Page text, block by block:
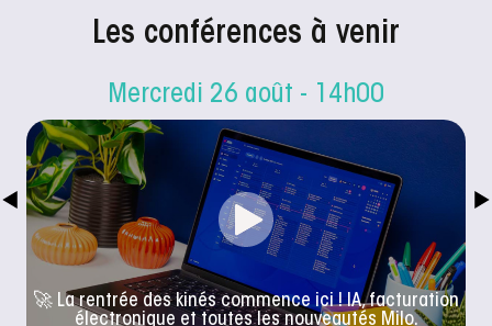
Les conférences à venir
Mercredi 26 août - 14h00
🚀 La rentrée des kinés commence ici ! IA, facturation
électronique et toutes les nouveautés Milo.